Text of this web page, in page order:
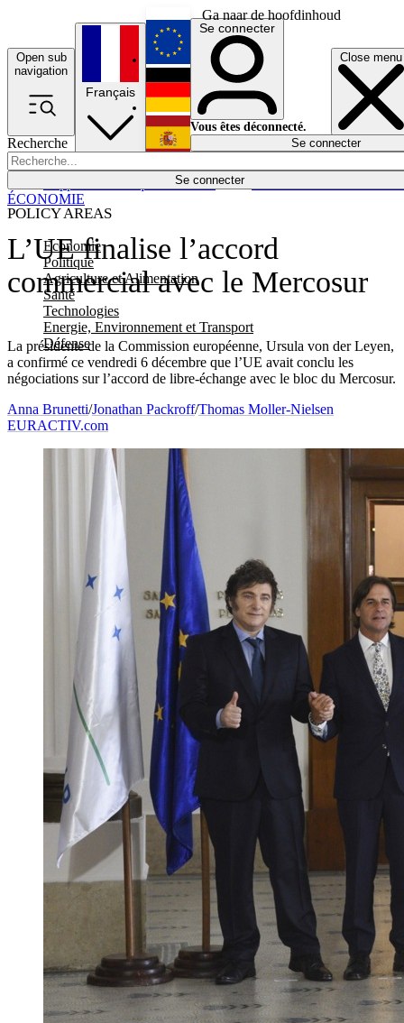
Ga naar de hoofdinhoud
Open sub
navigation
Close menu
Recherche
Se connecter
POLICY AREAS
Economie
Politique
Agriculture et Alimentation
Santé
Technologies
Energie, Environnement et Transport
Défense
Économie
Français
English
Deutsch
Español
Se connecter
Vous êtes déconnecté.
Se connecter
L’UE finalise l’accord
commercial avec le Mercosur
La présidente de la Commission européenne, Ursula von der Leyen,
a confirmé ce vendredi 6 décembre que l’UE avait conclu les
négociations sur l’accord de libre-échange avec le bloc du Mercosur.
ÉCONOMIE
Anna Brunetti/Jonathan Packroff/Thomas Moller-Nielsen
EURACTIV.com